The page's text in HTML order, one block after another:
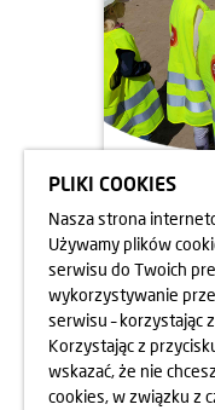
13.06.2025
OSIEDLA
PLIKI COOKIES
Nasza strona
Używamy plików
serwisu do Twoich
wykorzystywanie
serwisu – korzystając
Korzystając z
wskazać, że nie
cookies, w związku z